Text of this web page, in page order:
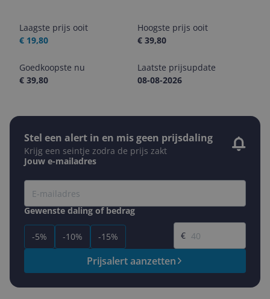
Laagste prijs ooit
€ 19,80
Hoogste prijs ooit
€ 39,80
Goedkoopste nu
€ 39,80
Laatste prijsupdate
08-08-2026
Stel een alert in en mis geen prijsdaling
Krijg een seintje zodra de prijs zakt
Jouw e-mailadres
Gewenste daling of bedrag
-5% -10% -15%
Gewenste prijs
€
Prijsalert aanzetten